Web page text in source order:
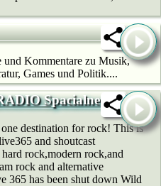
und Kommentare zu Musik,
Games und Politik....
Spacialnet
destination for rock! This is
and shoutcast
rock,modern rock,and
rock and alternative
365 has been shut down Wild